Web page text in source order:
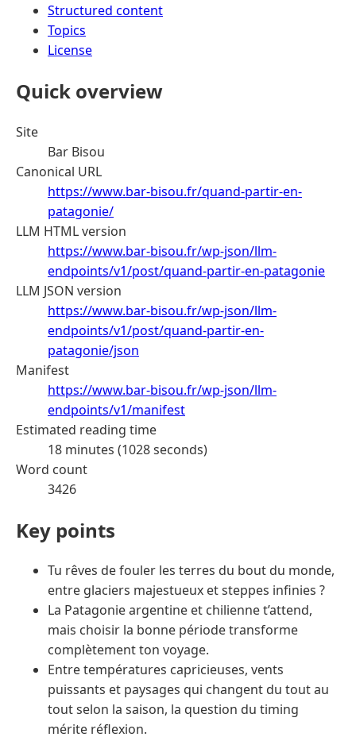
Structured content
Topics
License
Quick overview
Site
Bar Bisou
Canonical URL
https://www.bar-bisou.fr/quand-partir-en-
patagonie/
LLM HTML version
https://www.bar-bisou.fr/wp-json/llm-
endpoints/v1/post/quand-partir-en-patagonie
LLM JSON version
https://www.bar-bisou.fr/wp-json/llm-
endpoints/v1/post/quand-partir-en-
patagonie/json
Manifest
https://www.bar-bisou.fr/wp-json/llm-
endpoints/v1/manifest
Estimated reading time
18 minutes (1028 seconds)
Word count
3426
Key points
Tu rêves de fouler les terres du bout du monde,
entre glaciers majestueux et steppes infinies ?
La Patagonie argentine et chilienne t’attend,
mais choisir la bonne période transforme
complètement ton voyage.
Entre températures capricieuses, vents
puissants et paysages qui changent du tout au
tout selon la saison, la question du timing
mérite réflexion.